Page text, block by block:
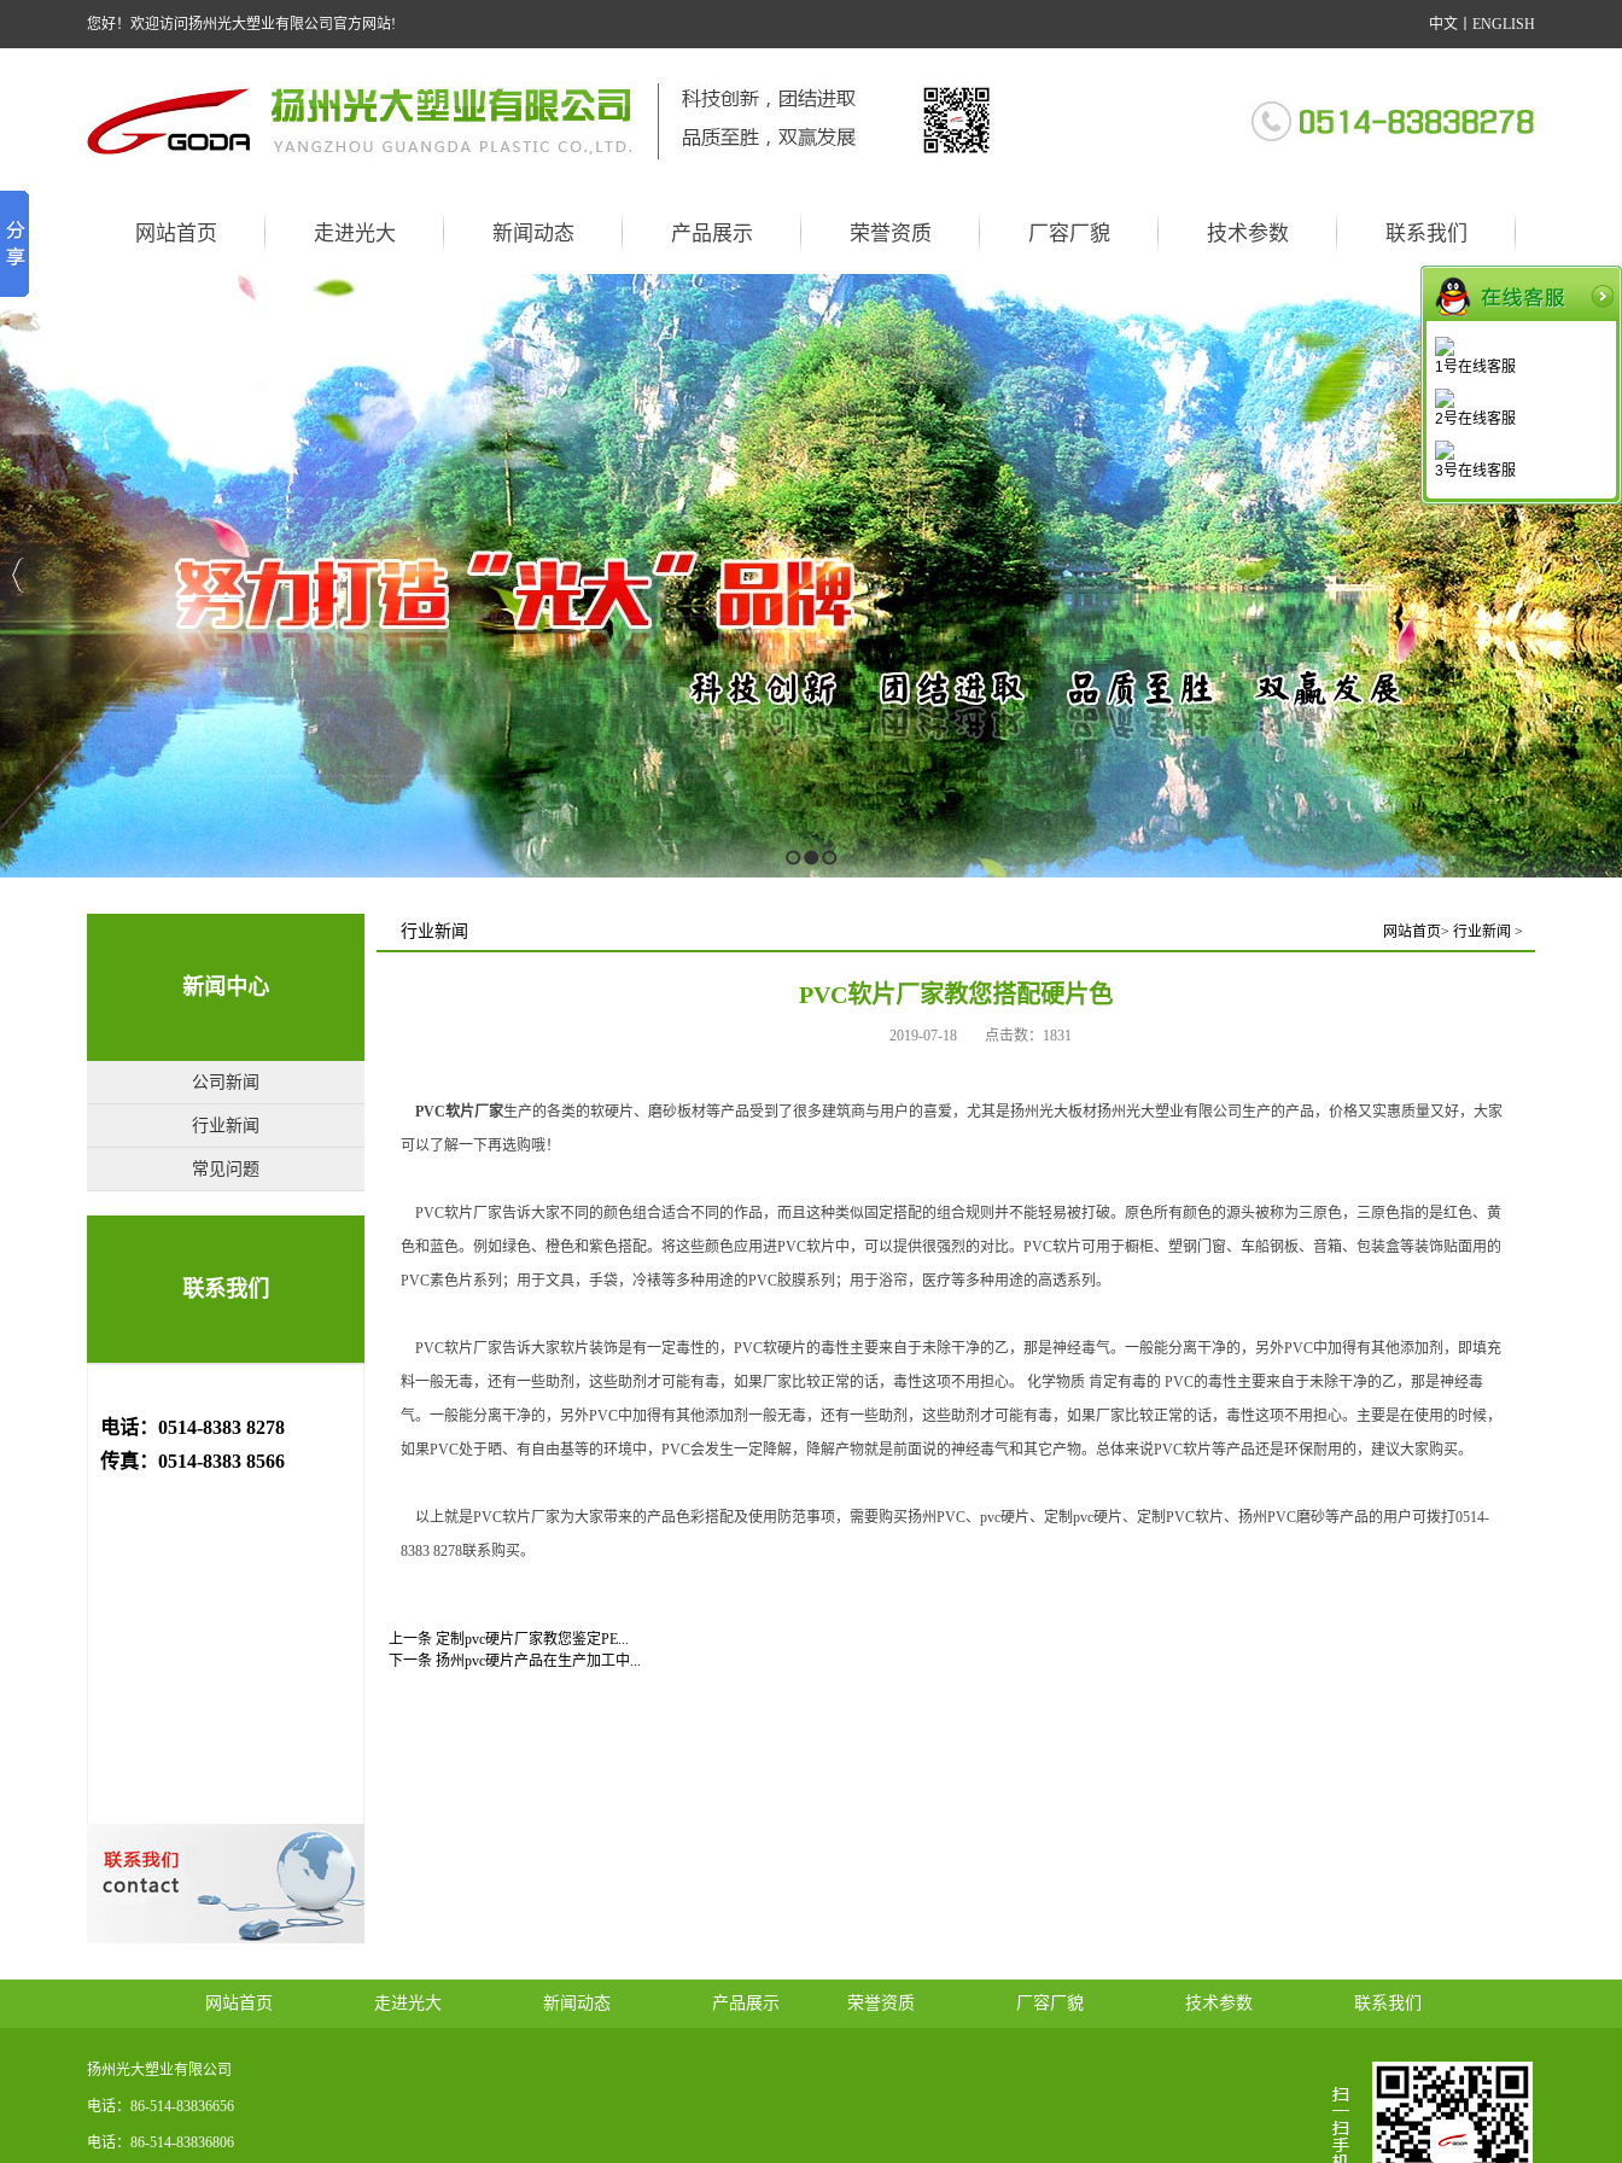
您好！欢迎访问扬州光大塑业有限公司官方网站! 中文 ENGLISH
网站首页 走进光大 新闻动态 产品展示 荣誉资质 厂容厂貌 技术参数 联系我们
1 2 3
新闻中心
公司新闻
行业新闻
常见问题
联系我们
电话：0514-8383 8278
传真：0514-8383 8566
行业新闻 网站首页> 行业新闻 >
PVC软片厂家教您搭配硬片色
2019-07-18 点击数：1831
PVC软片厂家生产的各类的软硬片、磨砂板材等产品受到了很多建筑商与用户的喜爱，尤其是扬州光大板材扬州光大塑业有限公司生产的产品，价格又实惠质量又好，大家
可以了解一下再选购哦！
PVC软片厂家告诉大家不同的颜色组合适合不同的作品，而且这种类似固定搭配的组合规则并不能轻易被打破。原色所有颜色的源头被称为三原色，三原色指的是红色、黄
色和蓝色。例如绿色、橙色和紫色搭配。将这些颜色应用进PVC软片中，可以提供很强烈的对比。PVC软片可用于橱柜、塑钢门窗、车船钢板、音箱、包装盒等装饰贴面用的
PVC素色片系列；用于文具，手袋，冷裱等多种用途的PVC胶膜系列；用于浴帘，医疗等多种用途的高透系列。
PVC软片厂家告诉大家软片装饰是有一定毒性的，PVC软硬片的毒性主要来自于未除干净的乙，那是神经毒气。一般能分离干净的，另外PVC中加得有其他添加剂，即填充
料一般无毒，还有一些助剂，这些助剂才可能有毒，如果厂家比较正常的话，毒性这项不用担心。 化学物质 肯定有毒的 PVC的毒性主要来自于未除干净的乙，那是神经毒
气。一般能分离干净的，另外PVC中加得有其他添加剂一般无毒，还有一些助剂，这些助剂才可能有毒，如果厂家比较正常的话，毒性这项不用担心。主要是在使用的时候，
如果PVC处于晒、有自由基等的环境中，PVC会发生一定降解，降解产物就是前面说的神经毒气和其它产物。总体来说PVC软片等产品还是环保耐用的，建议大家购买。
以上就是PVC软片厂家为大家带来的产品色彩搭配及使用防范事项，需要购买扬州PVC、pvc硬片、定制pvc硬片、定制PVC软片、扬州PVC磨砂等产品的用户可拨打0514-
8383 8278联系购买。
上一条 定制pvc硬片厂家教您鉴定PE...
下一条 扬州pvc硬片产品在生产加工中...
网站首页 走进光大 新闻动态 产品展示 荣誉资质 厂容厂貌 技术参数 联系我们
扬州光大塑业有限公司
电话：86-514-83836656
电话：86-514-83836806
1号在线客服
2号在线客服
3号在线客服